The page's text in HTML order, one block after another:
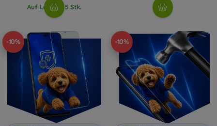
Auf Lager > 5 Stk.
-10% -10%